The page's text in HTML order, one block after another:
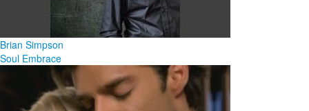
Brian Simpson
Soul Embrace